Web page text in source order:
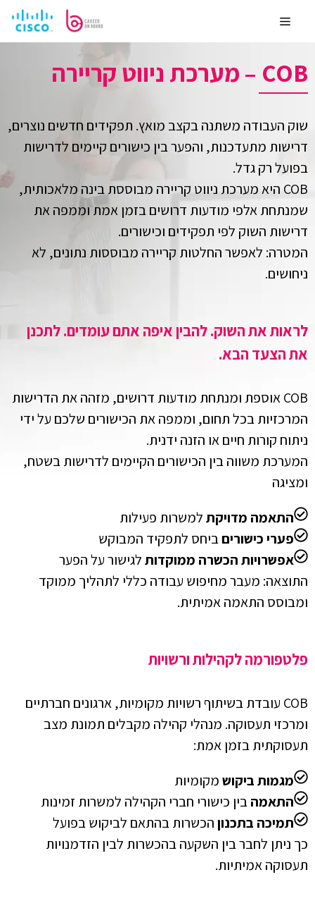
לתוכןMenu
COB – מערכת ניווט קריירה
שוק העבודה משתנה בקצב מואץ. תפקידים חדשים נוצרים,
דרישות מתעדכנות, והפער בין כישורים קיימים לדרישות
בפועל רק גדל.
COB היא מערכת ניווט קריירה מבוססת בינה מלאכותית,
שמנתחת אלפי מודעות דרושים בזמן אמת וממפה את
דרישות השוק לפי תפקידים וכישורים.
המטרה: לאפשר החלטות קריירה מבוססות נתונים, לא
ניחושים.
לראות את השוק. להבין איפה אתם עומדים. לתכנן
את הצעד הבא.
COB אוספת ומנתחת מודעות דרושים, מזהה את הדרישות
המרכזיות בכל תחום, וממפה את הכישורים שלכם על ידי
ניתוח קורות חיים או הזנה ידנית.
המערכת משווה בין הכישורים הקיימים לדרישות בשטח,
ומציגה
התאמה מדויקתלמשרות פעילות
פערי כישוריםביחס לתפקיד המבוקש
אפשרויות הכשרה ממוקדותלגישור על הפער
התוצאה: מעבר מחיפוש עבודה כללי לתהליך ממוקד
ומבוסס התאמה אמיתית.
פלטפורמה לקהילות ורשויות
COB עובדת בשיתוף רשויות מקומיות, ארגונים חברתיים
ומרכזי תעסוקה. מנהלי קהילה מקבלים תמונת מצב
תעסוקתית בזמן אמת:
מגמות ביקושמקומיות
התאמהבין כישורי חברי הקהילה למשרות זמינות
תמיכה בתכנוןהכשרות בהתאם לביקוש בפועל
כך ניתן לחבר בין השקעה בהכשרות לבין הזדמנויות
תעסוקה אמיתיות.